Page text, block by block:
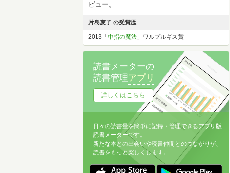
ビュー。
片島麦子 の受賞歴
2013「 中指の魔法 」ワルプルギス賞
読書メーターの
読書管理アプリ
詳しくはこちら
日々の読書量を簡単に記録・管理できるアプリ版
読書メーターです。
新たな本との出会いや読書仲間とのつながりが、
読書をもっと楽しくします。